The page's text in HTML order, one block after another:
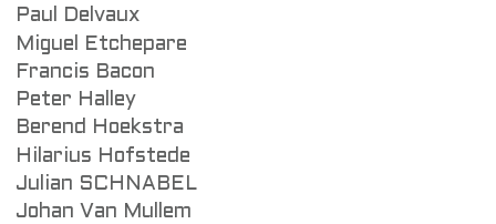
Paul Delvaux
Miguel Etchepare
Francis Bacon
Peter Halley
Berend Hoekstra
Hilarius Hofstede
Julian SCHNABEL
Johan Van Mullem